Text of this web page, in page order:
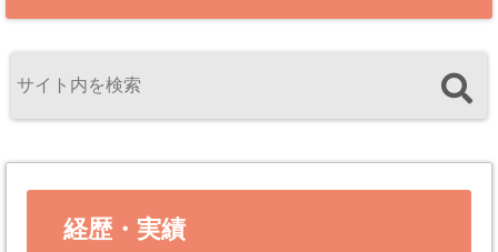
経歴・実績